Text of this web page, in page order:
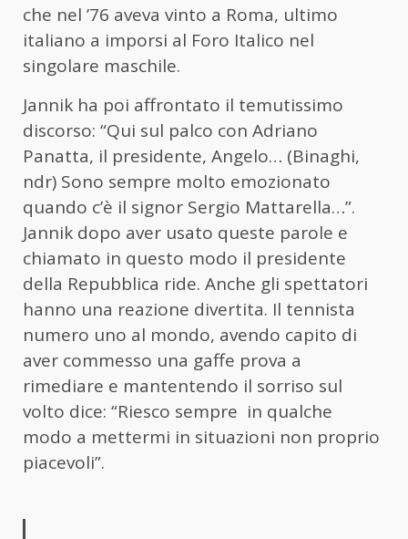
che nel ’76 aveva vinto a Roma, ultimo
italiano a imporsi al Foro Italico nel
singolare maschile.
Jannik ha poi affrontato il temutissimo
discorso: “Qui sul palco con Adriano
Panatta, il presidente, Angelo… (Binaghi,
ndr) Sono sempre molto emozionato
quando c’è il signor Sergio Mattarella…”.
Jannik dopo aver usato queste parole e
chiamato in questo modo il presidente
della Repubblica ride. Anche gli spettatori
hanno una reazione divertita. Il tennista
numero uno al mondo, avendo capito di
aver commesso una gaffe prova a
rimediare e mantentendo il sorriso sul
volto dice: “Riesco sempre in qualche
modo a mettermi in situazioni non proprio
piacevoli”.